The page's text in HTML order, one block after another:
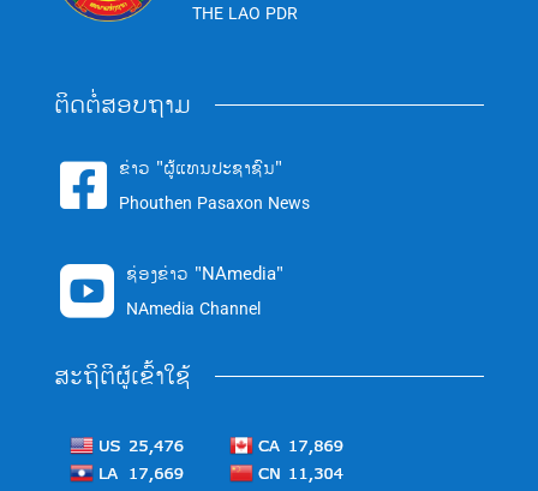
THE LAO PDR
ຕິດຕໍ່ສອບຖາມ
 ຂ່າວ "ຜູ້ແທນປະຊາຊົນ"
Phouthen Pasaxon News
 ຊ່ອງຂ່າວ "NAmedia"
NAmedia Channel
ສະຖິຕິຜູ້ເຂົ້າໃຊ້